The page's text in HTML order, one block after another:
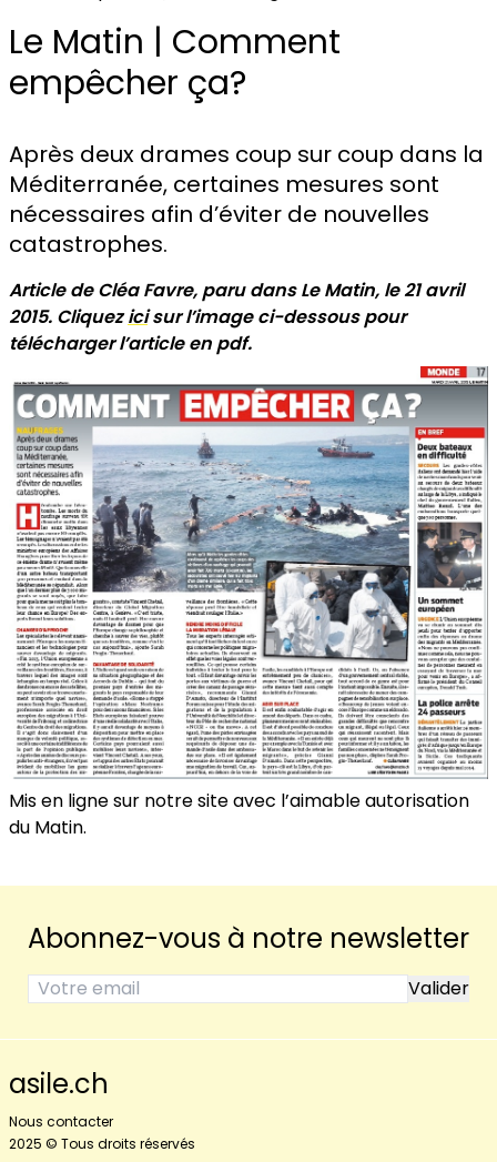
Le Matin | Comment
empêcher ça?
Après deux drames coup sur coup dans la
Méditerranée, certaines mesures sont
nécessaires afin d’éviter de nouvelles
catastrophes.
Article de Cléa Favre, paru dans Le Matin, le 21 avril
2015. Cliquezicisur l’image ci-dessous pour
télécharger l’article en pdf.
Mis en ligne sur notre site avec l’aimable autorisation
du Matin.
Abonnez-vous à notre newsletter
asile.ch
Nous contacter
2025 © Tous droits réservés